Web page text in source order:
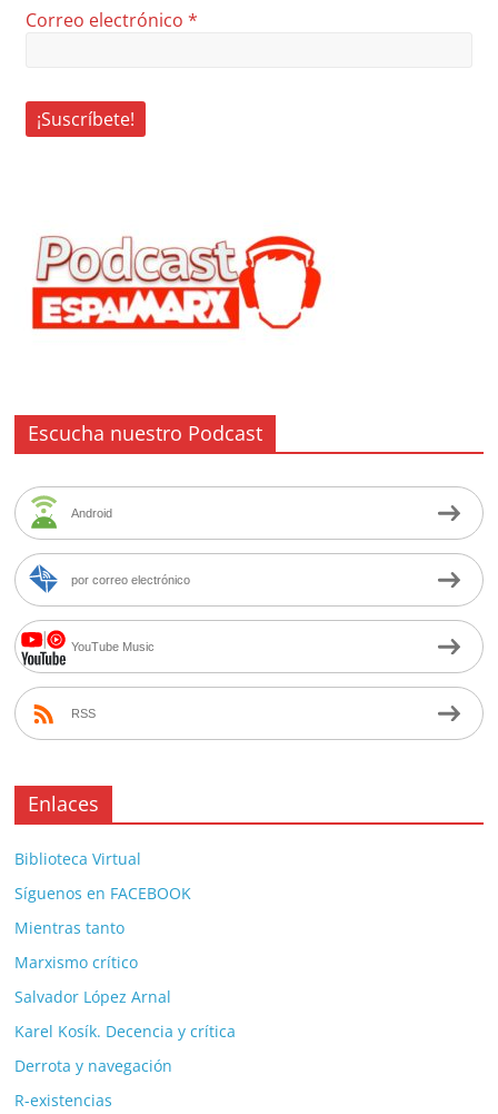
Correo electrónico*
Escucha nuestro Podcast
Android
por correo electrónico
YouTube Music
RSS
Enlaces
Biblioteca Virtual
Síguenos en FACEBOOK
Mientras tanto
Marxismo crítico
Salvador López Arnal
Karel Kosík. Decencia y crítica
Derrota y navegación
R-existencias